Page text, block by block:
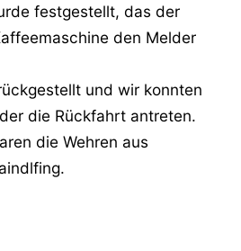
festgestellt, das der
den Melder
und wir konnten
die Rückfahrt antreten.
die Wehren aus